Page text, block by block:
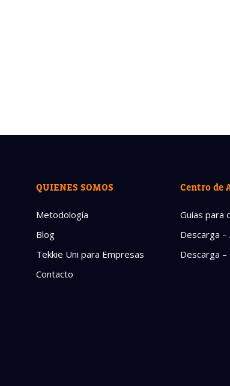
QUIENES SOMOS
Metodología
Blog
Tekkie Uni para Empresas
Contacto
Centro de
Guías para
Descarga –
Descarga –